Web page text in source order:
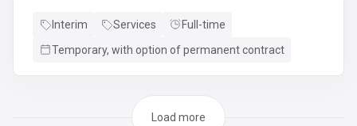
Cela consiste à : - Inspecter le moteur d’un véhicule et ses
avec précision les problèmes - Inspecter l’ordinateur de
des liquides, lubrification des pièces, etc.) pour assurer la
Interim Services
Full-time
Temporary, with option of permanent contract
Load more